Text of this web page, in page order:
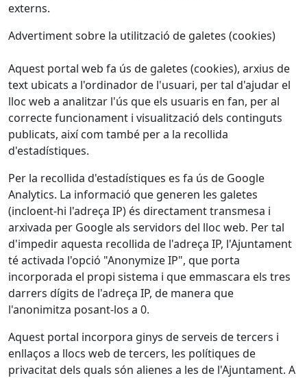
externs.
Advertiment sobre la utilització de galetes (cookies)
Aquest portal web fa ús de galetes (cookies), arxius de
text ubicats a l'ordinador de l'usuari, per tal d'ajudar el
lloc web a analitzar l'ús que els usuaris en fan, per al
correcte funcionament i visualització dels continguts
publicats, així com també per a la recollida
d'estadístiques.
Per la recollida d'estadístiques es fa ús de Google
Analytics. La informació que generen les galetes
(incloent-hi l'adreça IP) és directament transmesa i
arxivada per Google als servidors del lloc web. Per tal
d'impedir aquesta recollida de l'adreça IP, l'Ajuntament
té activada l'opció "Anonymize IP", que porta
incorporada el propi sistema i que emmascara els tres
darrers dígits de l'adreça IP, de manera que
l'anonimitza posant-los a 0.
Aquest portal incorpora ginys de serveis de tercers i
enllaços a llocs web de tercers, les polítiques de
privacitat dels quals són alienes a les de l'Ajuntament. A